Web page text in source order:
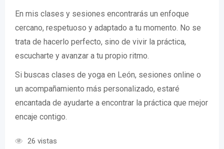
En mis clases y sesiones encontrarás un enfoque
cercano, respetuoso y adaptado a tu momento. No se
trata de hacerlo perfecto, sino de vivir la práctica,
escucharte y avanzar a tu propio ritmo.
Si buscas clases de yoga en León, sesiones online o
un acompañamiento más personalizado, estaré
encantada de ayudarte a encontrar la práctica que mejor
encaje contigo.
26 vistas